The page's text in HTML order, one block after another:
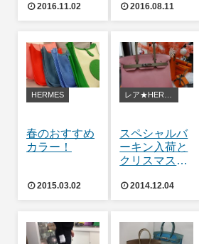
2016.11.02 2016.08.11
HERMES
春のおすすめ
カラー！
2015.03.02
スペシャルバ
ーキン入荷と
クリスマスペ
せ2014.12.04